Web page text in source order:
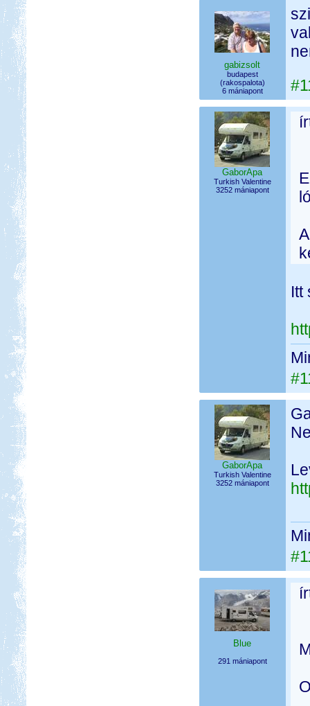
gabizsolt
budapest
(rakospalota)
6 mániapont
GaborApa
Turkish Valentine
3252 mániapont
Itt
GaborApa
Turkish Valentine
3252 mániapont
Blue
291 mániapont